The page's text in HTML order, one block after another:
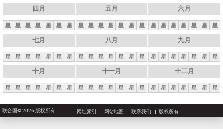
四月
星 星 星 星 星 星 星
五月
星 星 星 星 星 星 星
六月
星 星 星 星 星 星 星
七月
星 星 星 星 星 星 星
八月
星 星 星 星 星 星 星
九月
星 星 星 星 星 星 星
十月
星 星 星 星 星 星 星
十一月
星 星 星 星 星 星 星
十二月
星 星 星 星 星 星 星
联合国© 2026 版权所有 网址索引 网站地图 联系我们 版权所有